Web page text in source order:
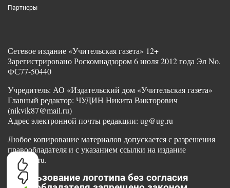
Партнеры
Сетевое издание «Учительская газета» 12+
Зарегистрировано Роскомнадзором 6 июля 2012 года Эл No.
ФС77-50440
Учредитель: АО «Издательский дом «Учительская газета»
Главный редактор: ЧУДИН Никита Викторович
(nikvik87@mail.ru)
Адрес электронной почты редакции: ug@ug.ru
Любое копирование материалов допускается с разрешения
правообладателя и с указанием ссылки на издание
www.ug.ru.
Использование логотипа без согласия